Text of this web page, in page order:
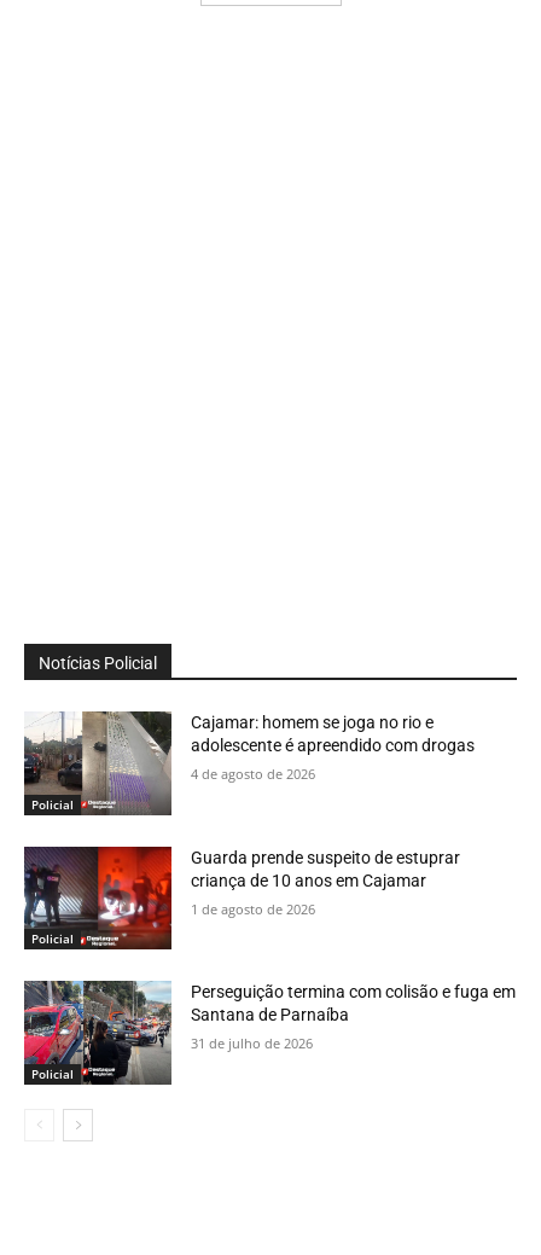
Notícias Policial
Policial
Cajamar: homem se joga no rio e
adolescente é apreendido com drogas
4 de agosto de 2026
Policial
Guarda prende suspeito de estuprar
criança de 10 anos em Cajamar
1 de agosto de 2026
Policial
Perseguição termina com colisão e fuga em
Santana de Parnaíba
31 de julho de 2026